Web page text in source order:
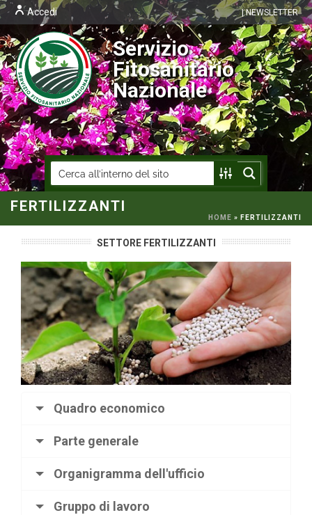
| NEWSLETTER
Accedi
Servizio
Fitosanitario
Nazionale
FERTILIZZANTI
HOME » FERTILIZZANTI
SETTORE FERTILIZZANTI
Quadro economico
Parte generale
Organigramma dell'ufficio
Gruppo di lavoro